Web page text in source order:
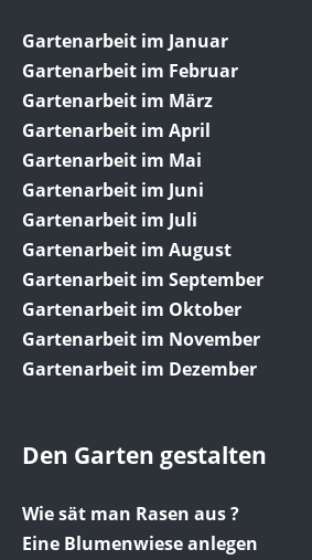
Gartenarbeit im Januar
Gartenarbeit im Februar
Gartenarbeit im März
Gartenarbeit im April
Gartenarbeit im Mai
Gartenarbeit im Juni
Gartenarbeit im Juli
Gartenarbeit im August
Gartenarbeit im September
Gartenarbeit im Oktober
Gartenarbeit im November
Gartenarbeit im Dezember
Den Garten gestalten
Wie sät man Rasen aus ?
Eine Blumenwiese anlegen